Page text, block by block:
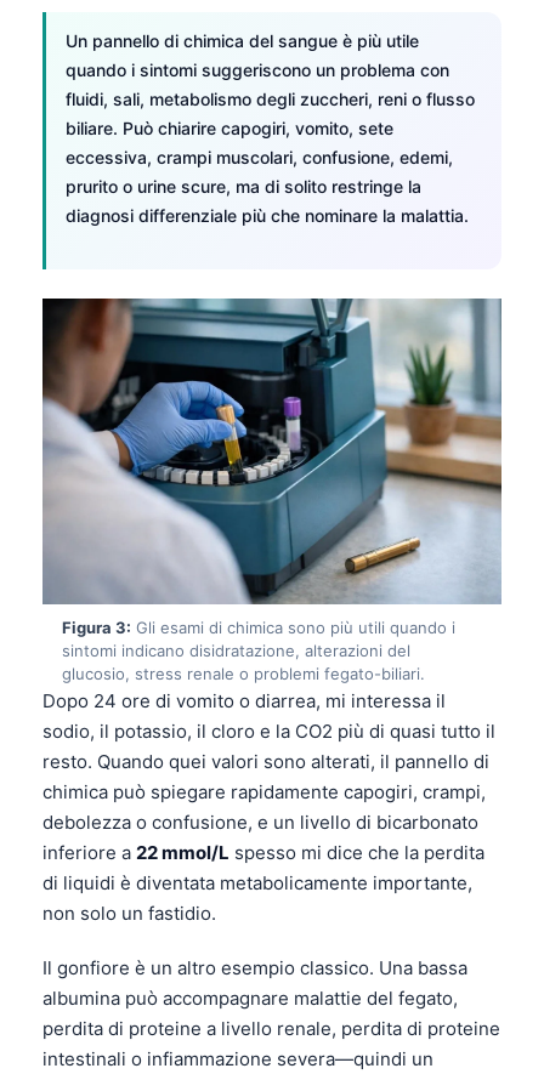
Un pannello di chimica del sangue è più utile
quando i sintomi suggeriscono un problema con
fluidi, sali, metabolismo degli zuccheri, reni o flusso
biliare. Può chiarire capogiri, vomito, sete
eccessiva, crampi muscolari, confusione, edemi,
prurito o urine scure, ma di solito restringe la
diagnosi differenziale più che nominare la malattia.
Figura 3: Gli esami di chimica sono più utili quando i
sintomi indicano disidratazione, alterazioni del
glucosio, stress renale o problemi fegato-biliari.
Dopo 24 ore di vomito o diarrea, mi interessa il
sodio, il potassio, il cloro e la CO2 più di quasi tutto il
resto. Quando quei valori sono alterati, il pannello di
chimica può spiegare rapidamente capogiri, crampi,
debolezza o confusione, e un livello di bicarbonato
inferiore a 22 mmol/L spesso mi dice che la perdita
di liquidi è diventata metabolicamente importante,
non solo un fastidio.
Il gonfiore è un altro esempio classico. Una bassa
albumina può accompagnare malattie del fegato,
perdita di proteine a livello renale, perdita di proteine
intestinali o infiammazione severa—quindi un